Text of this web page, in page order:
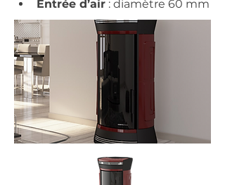
Entrée d’air : diamètre 60 mm​